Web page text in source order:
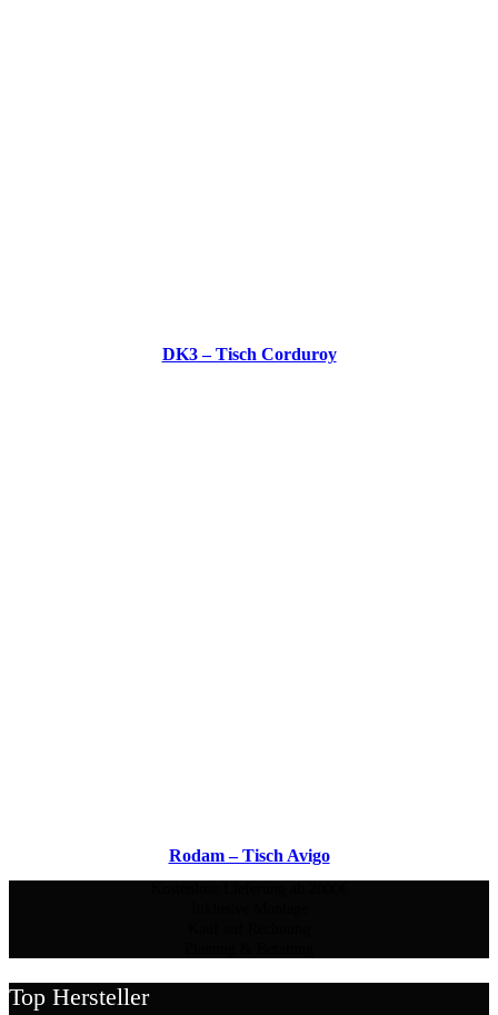
DK3 – Tisch Corduroy
Rodam – Tisch Avigo
Top Hersteller